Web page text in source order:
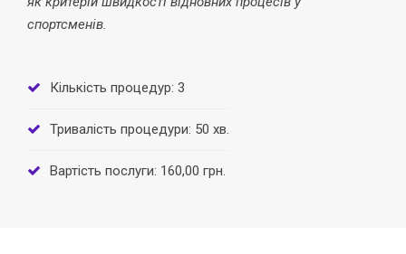
спортсменів.
Кількість процедур: 3
Тривалість процедури: 50 хв.
Вартість послуги: 160,00 грн.